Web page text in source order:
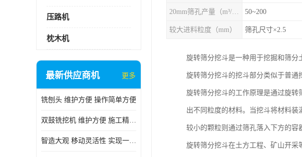
压路机
枕木机
最新供应商机 更多
铣刨头 维护方便 操作简单方便
双鼓铣挖机 维护方便 施工精度高
智造大观 移动灵活性 实现一机多用
20mm筛孔产量（m³/h） 50~200
较大进料粒度（mm） 筛孔尺寸×2.5
旋转筛分挖斗是一种用于挖掘和筛分
旋转筛分挖斗的挖斗部分类似于普通
旋转筛分挖斗的工作原理是通过旋
出不同粒度的材料。当挖斗将材料
较小的颗粒则通过筛孔落入下方的容
旋转筛分挖斗在土方工程、矿山开